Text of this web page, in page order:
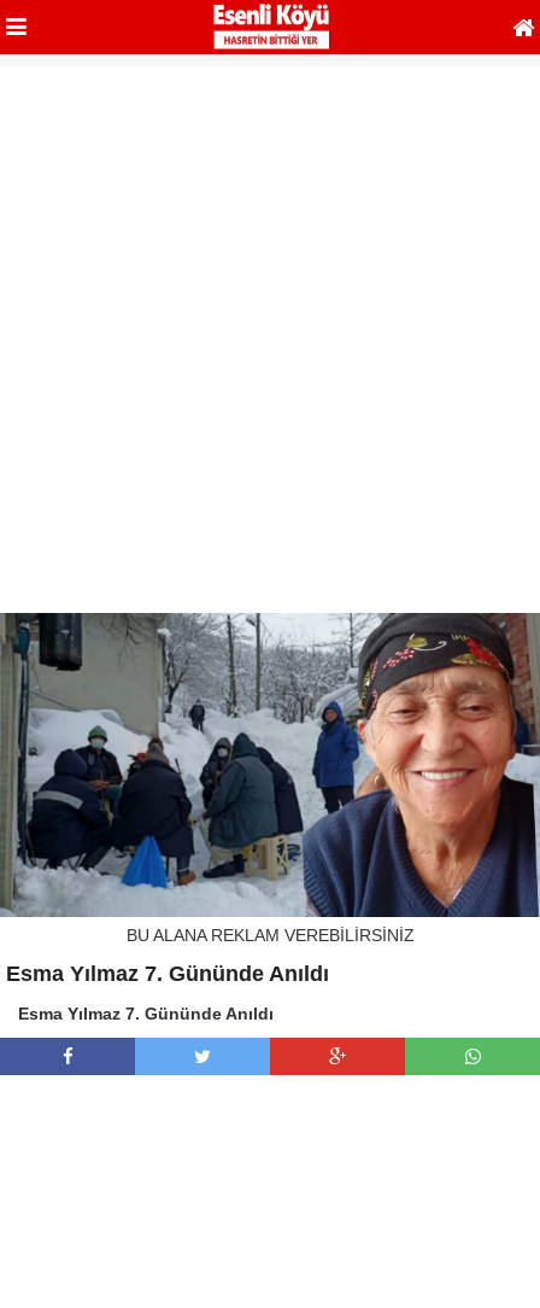
BU ALANA REKLAM VEREBİLİRSİNİZ
Esma Yılmaz 7. Gününde Anıldı
Esma Yılmaz 7. Gününde Anıldı